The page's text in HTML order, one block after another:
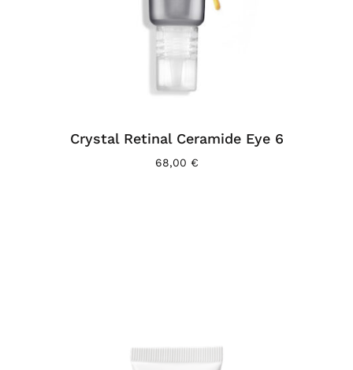
Crystal Retinal Ceramide Eye 6
68,00 €